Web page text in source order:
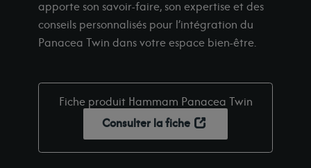
apporte son savoir-faire, son expertise et des
conseils personnalisés pour l’intégration du
Panacea Twin dans votre espace bien-être.
Fiche produit Hammam Panacea Twin
Consulter la fiche